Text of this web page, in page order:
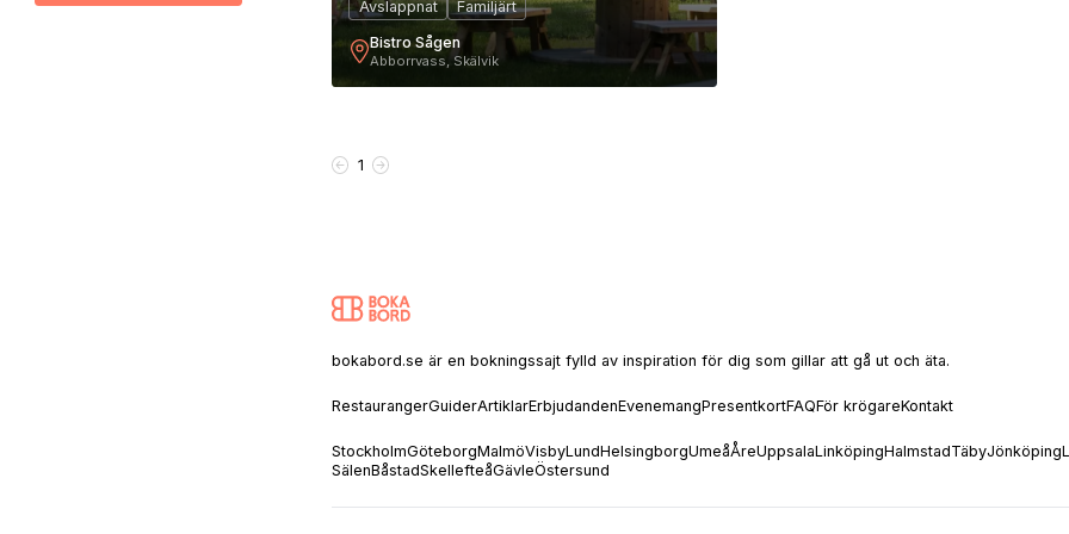
Avslappnat
Familjärt
Bistro Sågen
Abborrvass, Skälvik
1
bokabord.se är en bokningssajt fylld av inspiration för dig som gillar att gå ut och äta.
RestaurangerGuiderArtiklarErbjudandenEvenemangPresentkortFAQFör krögareKontakt
StockholmGöteborgMalmöVisbyLundHelsingborgUmeåÅreUppsalaLinköpingHalmstadTäbyJönköping
SälenBåstadSkellefteåGävleÖstersund